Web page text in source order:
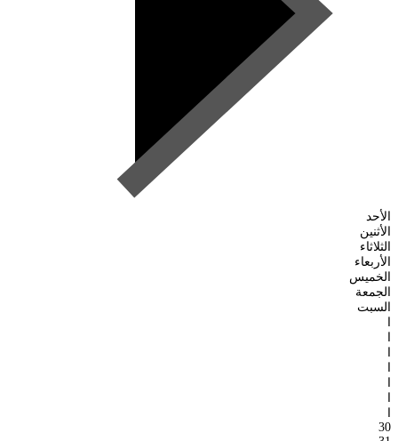
الأحد
الأثنين
الثلاثاء
الأربعاء
الخميس
الجمعة
السبت
ا
ا
ا
ا
ا
ا
ا
30